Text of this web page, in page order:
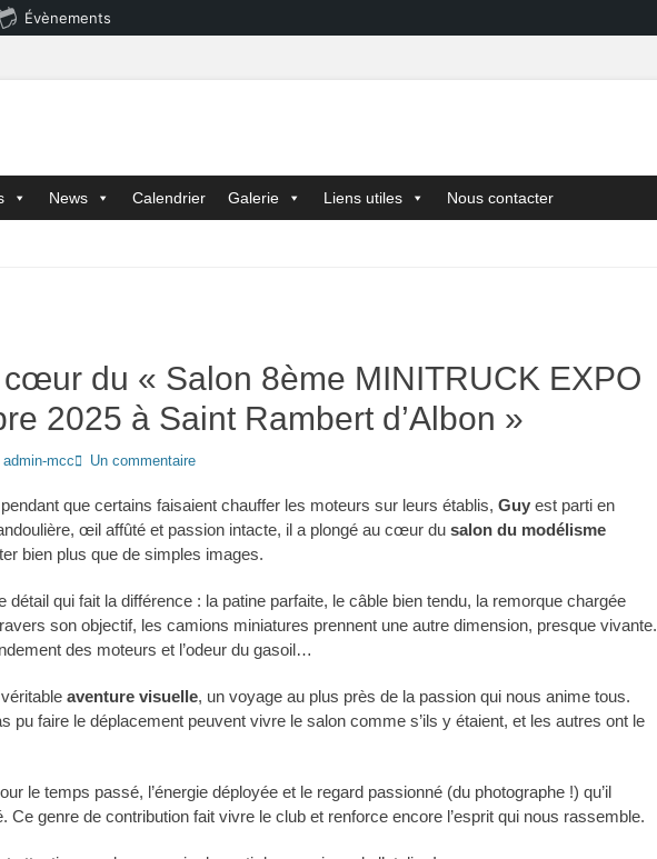
Évènements
News Calendrier Galerie Liens utiles Nous contacter
du « Salon 8ème MINITRUCK EXPO
2025 à Saint Rambert d’Albon »
admin-mcc Un commentaire
que certains faisaient chauffer les moteurs sur leurs établis, Guy est parti en
œil affûté et passion intacte, il a plongé au cœur du salon du modélisme
bien plus que de simples images.
détail qui fait la différence : la patine parfaite, le câble bien tendu, la remorque chargée
son objectif, les camions miniatures prennent une autre dimension, presque vivante.
des moteurs et l’odeur du gasoil…
aventure visuelle, un voyage au plus près de la passion qui nous anime tous.
pu faire le déplacement peuvent vivre le salon comme s’ils y étaient, et les autres ont le
le temps passé, l’énergie déployée et le regard passionné (du photographe !) qu’il
Ce genre de contribution fait vivre le club et renforce encore l’esprit qui nous rassemble.